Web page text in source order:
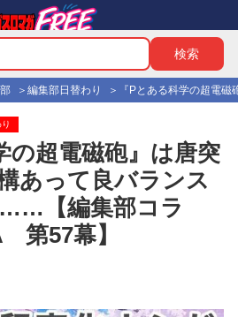
編集部日替わり 『Pとある科学の超電
の超電磁砲』は唐突
あって良バランス
【編集部コラ
第57幕】